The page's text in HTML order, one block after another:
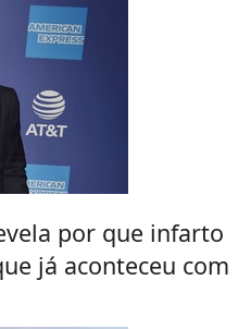
por que infarto
já aconteceu com